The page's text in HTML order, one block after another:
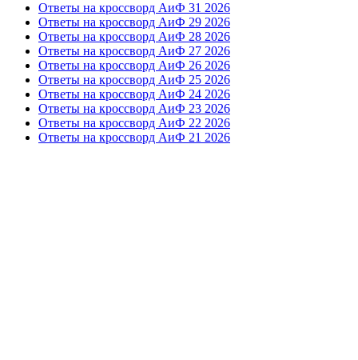
Ответы на кроссворд АиФ 31 2026
Ответы на кроссворд АиФ 29 2026
Ответы на кроссворд АиФ 28 2026
Ответы на кроссворд АиФ 27 2026
Ответы на кроссворд АиФ 26 2026
Ответы на кроссворд АиФ 25 2026
Ответы на кроссворд АиФ 24 2026
Ответы на кроссворд АиФ 23 2026
Ответы на кроссворд АиФ 22 2026
Ответы на кроссворд АиФ 21 2026